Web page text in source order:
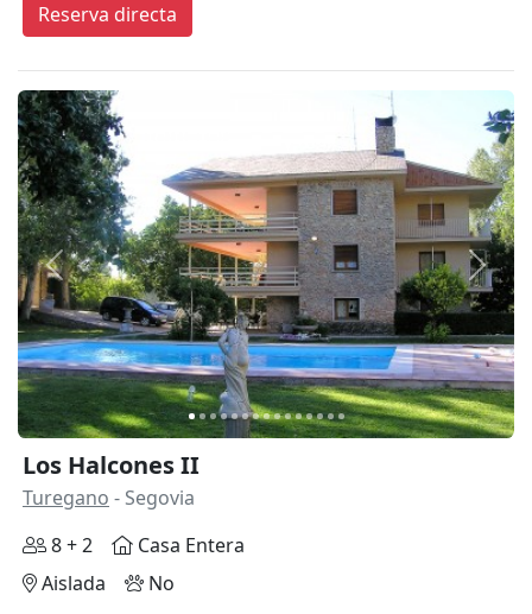
Reserva directa
Anterior
Los Halcones II
Turegano - Segovia
8 + 2
Casa Entera
Aislada
No